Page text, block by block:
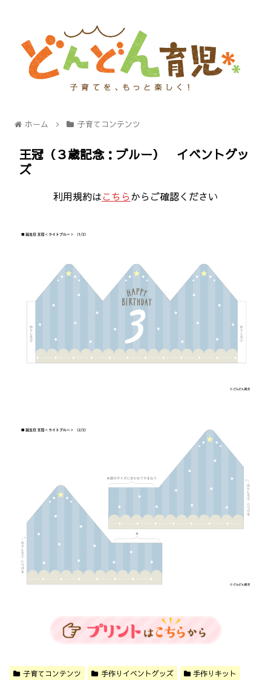
ホーム 子育てコンテンツ
王冠（３歳記念：ブルー） イベントグッ
ズ
利用規約はこちら からご確認ください
子育てコンテンツ 手作りイベントグッズ
手作りキット